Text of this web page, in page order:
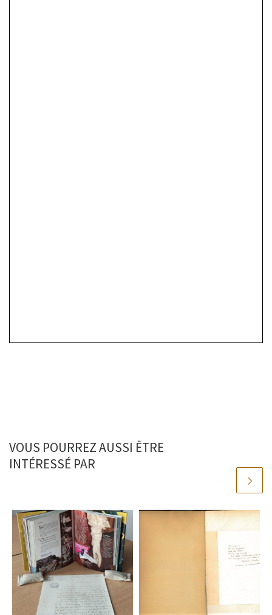
VOUS POURREZ AUSSI ÊTRE
INTÉRESSÉ PAR